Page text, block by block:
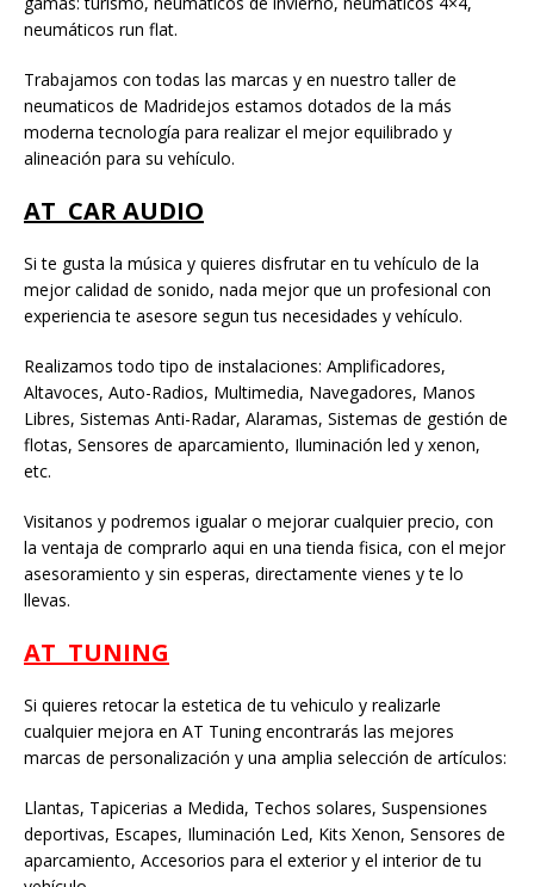
neumáticos run flat.
Trabajamos con todas las marcas y en nuestro taller de
neumaticos de Madridejos estamos dotados de la más
moderna tecnología para realizar el mejor equilibrado y
alineación para su vehículo.
AT CAR AUDIO
Si te gusta la música y quieres disfrutar en tu vehículo de la
mejor calidad de sonido, nada mejor que un profesional con
experiencia te asesore segun tus necesidades y vehículo.
Realizamos todo tipo de instalaciones: Amplificadores,
Altavoces, Auto-Radios, Multimedia, Navegadores, Manos
Libres, Sistemas Anti-Radar, Alaramas, Sistemas de gestión de
flotas, Sensores de aparcamiento, Iluminación led y xenon,
etc.
Visitanos y podremos igualar o mejorar cualquier precio, con
la ventaja de comprarlo aqui en una tienda fisica, con el mejor
asesoramiento y sin esperas, directamente vienes y te lo
llevas.
AT TUNING
Si quieres retocar la estetica de tu vehiculo y realizarle
cualquier mejora en AT Tuning encontrarás las mejores
marcas de personalización y una amplia selección de artículos:
Llantas, Tapicerias a Medida, Techos solares, Suspensiones
deportivas, Escapes, Iluminación Led, Kits Xenon, Sensores de
aparcamiento, Accesorios para el exterior y el interior de tu